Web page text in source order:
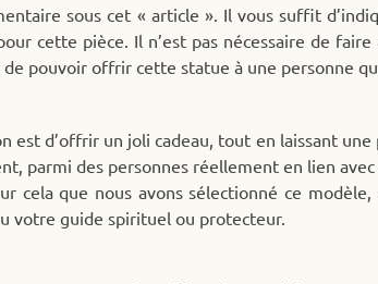
sous cet « article ». Il vous suffit
cette pièce. Il n’est pas nécessaire de
pouvoir offrir cette statue à une personne
est d’offrir un joli cadeau, tout en laissant une
parmi des personnes réellement en lien
cela que nous avons sélectionné ce
votre guide spirituel ou protecteur.